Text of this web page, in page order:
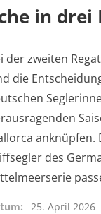
in
der zweiten
die
anknüpfen.
des
25. April 2026